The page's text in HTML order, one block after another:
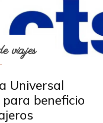
viajes
Universal
beneficio